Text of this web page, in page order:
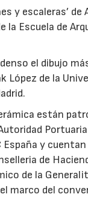
y escaleras’ de
la Escuela de
el dibujo
López de la
están
España y
de
de la
marco del